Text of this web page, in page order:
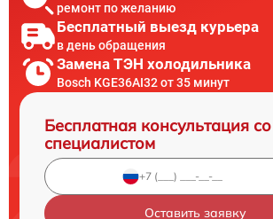
ремонт по желанию
Бесплатный выезд курьера
в день обращения
Замена ТЭН холодильника
Bosch KGE36AI32 от 35 минут
Бесплатная консультация со
специалистом
Оставить заявку